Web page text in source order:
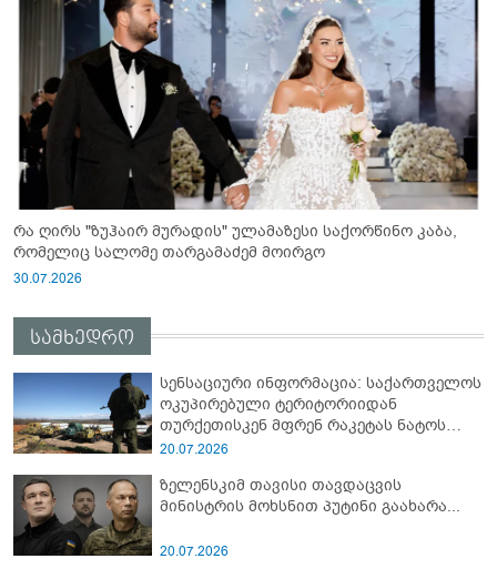
რა ღირს "ზუჰაირ მურადის" ულამაზესი საქორწინო კაბა,
რომელიც სალომე თარგამაძემ მოირგო
30.07.2026
სამხედრო
სენსაციური ინფორმაცია: საქართველოს
ოკუპირებული ტერიტორიიდან
თურქეთისკენ მფრენ რაკეტას ნატოს
სამიტი კინაღამ ჩაუშლია
20.07.2026
ზელენსკიმ თავისი თავდაცვის
მინისტრის მოხსნით პუტინი გაახარა...
20.07.2026